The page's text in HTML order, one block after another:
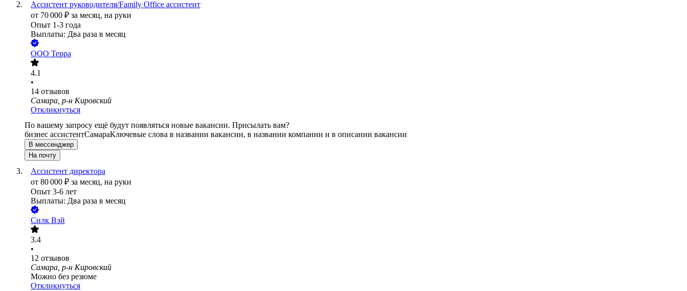
Ассистент руководителя/Family Office ассистент
от 70 000 ₽ за месяц, на руки
Опыт 1-3 года
Выплаты: Два раза в месяц
ООО Терра
4.1
•
14 отзывов
Самара, р-н Кировский
Откликнуться
По вашему запросу ещё будут появляться новые вакансии. Присылать вам?
бизнес ассистентСамараКлючевые слова в названии вакансии, в названии компании и в описании вакансии
В мессенджер
На почту
Ассистент директора
от 80 000 ₽ за месяц, на руки
Опыт 3-6 лет
Выплаты: Два раза в месяц
Силк Вэй
3.4
•
12 отзывов
Самара, р-н Кировский
Можно без резюме
Откликнуться